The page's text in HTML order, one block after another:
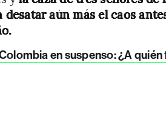
aún más el caos
en suspenso: ¿A